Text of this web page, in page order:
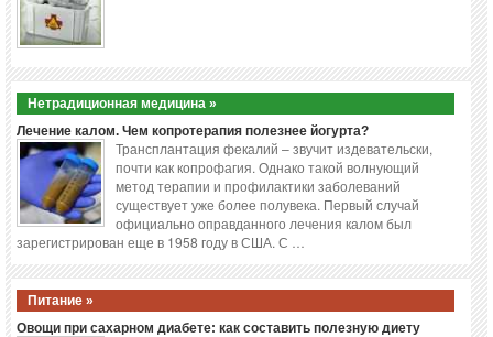
Нетрадиционная медицина »
Лечение калом. Чем копротерапия полезнее йогурта?
Трансплантация фекалий – звучит издевательски,
почти как копрофагия. Однако такой волнующий
метод терапии и профилактики заболеваний
существует уже более полувека. Первый случай
официально оправданного лечения калом был
зарегистрирован еще в 1958 году в США. С …
Питание »
Овощи при сахарном диабете: как составить полезную диету